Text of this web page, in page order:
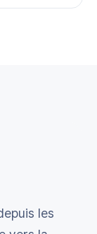
les